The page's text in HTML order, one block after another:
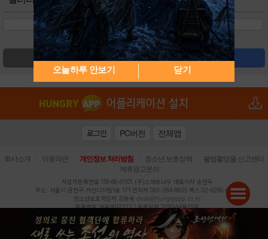
검색 글쓰기
오늘하루 안보기 닫기
로그인 PC버전 전체앱
회사소개 이용약관 개인정보 처리방침 청소년 보호정책 불법촬영물 신고센터
제휴광고문의
사업자등록번호:119-86-61101 (주)스마트나우 대표이사:송현두
주소: 서울시 금천구 가산디지털1로 171 연락처:063-284-8635 팩스:02-6265-0377
청소년보호책임자:김동욱
desk@hungryapp.co.kr
등록번호:서울아02322 | 등록일자:2016년4월25일
발행인:(주)스마트나우 송현두 | 편집인:김동욱
헝그리앱의 콘텐츠 및 기사는 저작권법의 보호를 받으므로, 무단 전재, 복사, 배포 등을 금합니다.